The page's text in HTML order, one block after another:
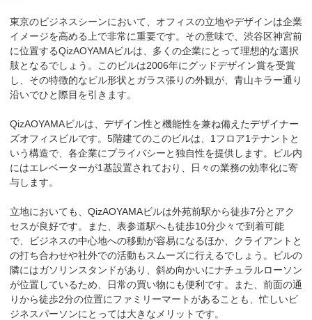
東京のビジネスシーンにおいて、オフィスの立地やデザインは企業
イメージを高める上で非常に重要です。その意味で、渋谷区神宮前
に位置するQizAOYAMAビルは、多くの企業にとって理想的な選択
肢となるでしょう。このビルは2006年にグッドデザイン賞を受賞
し、その特徴的なビル形状とガラス張りの外観が、青山キラー通り
沿いでひと際目を引きます。
QizAOYAMAビルは、デザイン性と機能性を兼ね備えたデザイナー
ズオフィスビルです。5階建てのこのビルは、1フロア1テナントと
いう構造で、各企業にプライバシーと独自性を提供します。ビル内
にはエレベーターが1基設置されており、日々の業務の効率化に寄
与します。
立地においても、QizAOYAMAビルは外苑前駅から徒歩7分とアク
セスが良好です。また、表参道駅へも徒歩10分少々で到着可能
で、ビジネスの中心地への移動が容易になるほか、クライアントと
の打ち合わせや社外での活動もスムーズに行えるでしょう。ビルの
隣にはガソリンスタンドがあり、斜め向かいにナチュラルローソン
が位置しているため、日常の買い物にも便利です。また、前面の通
りから徒歩2分の位置にファミリーマートがあることも、忙しいビ
ジネスパーソンにとっては大きなメリットです。